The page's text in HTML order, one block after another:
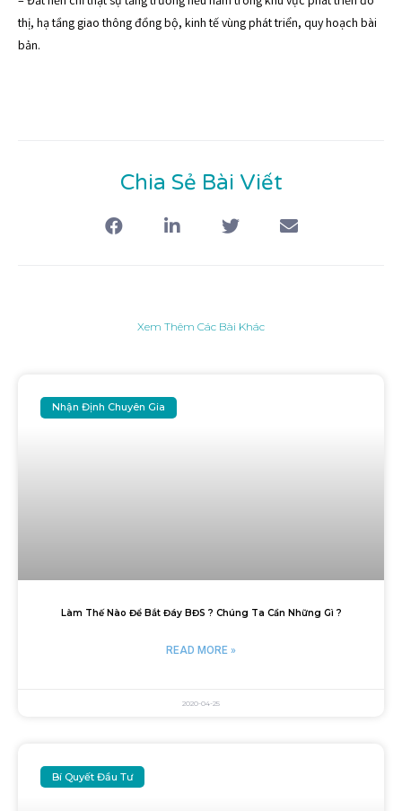
thị, hạ tầng giao thông đồng bộ, kinh tế vùng phát triển, quy hoạch bài
bản.
Chia Sẻ Bài Viết
Xem Thêm Các Bài Khác
Nhận Định Chuyên Gia
Làm Thế Nào Để Bắt Đáy BĐS ? Chúng Ta Cần Những Gì ?
READ MORE »
2020-04-25
Bí Quyết Đầu Tư